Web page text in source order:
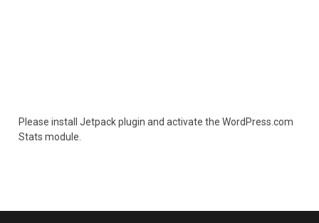
Please install Jetpack plugin and activate the WordPress.com
Stats module.